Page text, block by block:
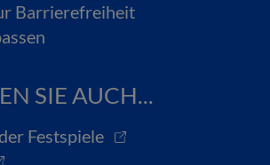
Barrierefreiheit
SIE AUCH...
Festspiele